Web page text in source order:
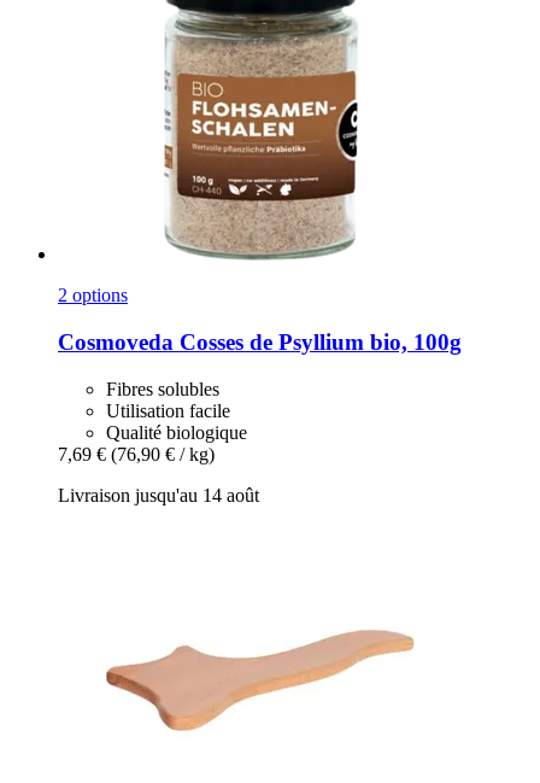
2 options
Cosmoveda Cosses de Psyllium bio, 100g
Fibres solubles
Utilisation facile
Qualité biologique
7,69 € (76,90 € / kg)
Livraison jusqu'au 14 août